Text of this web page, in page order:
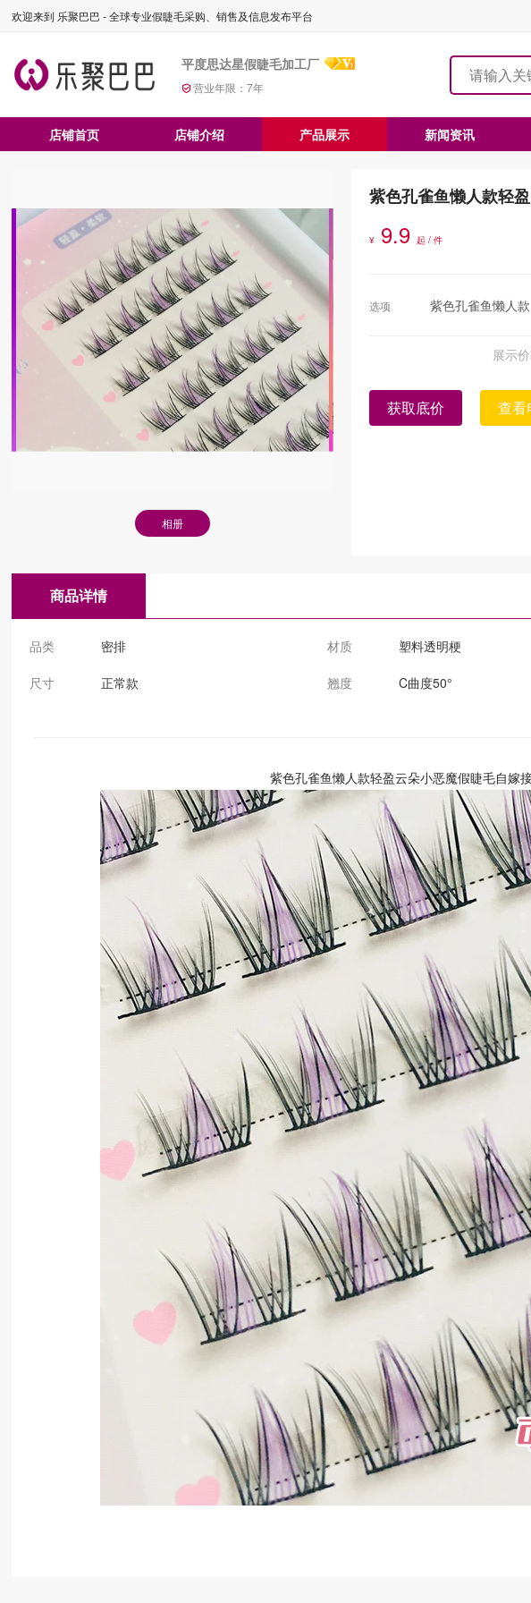
欢迎来到 乐聚巴巴 - 全球专业假睫毛采购、销售及信息发布平台
平度思达星假睫毛加工厂
营业年限：7年
店铺首页 店铺介绍 产品展示 新闻资讯
相册
紫色孔雀鱼懒人款轻
¥ 9.9起 / 件
选项 紫色孔雀鱼懒人款
展示
获取底价 查看
商品详情
品类 密排 材质 塑料透明梗
尺寸 正常款 翘度 C曲度50°
紫色孔雀鱼懒人款轻盈云朵小恶魔假睫毛自嫁